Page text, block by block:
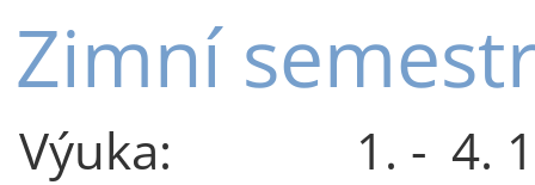
Zimní
Výuka:
1. - 4.